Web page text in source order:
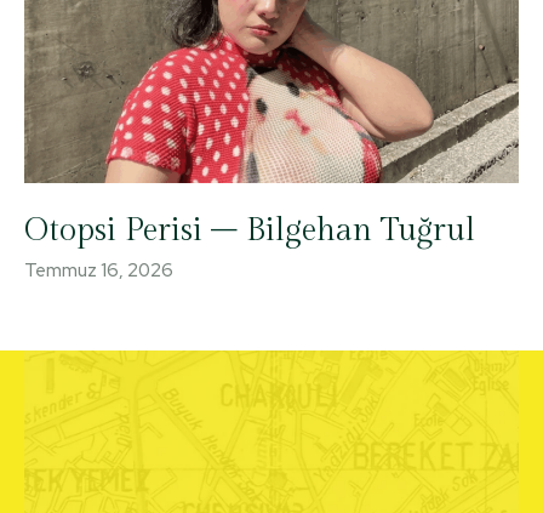
Otopsi Perisi – Bilgehan Tuğrul
Temmuz 16, 2026